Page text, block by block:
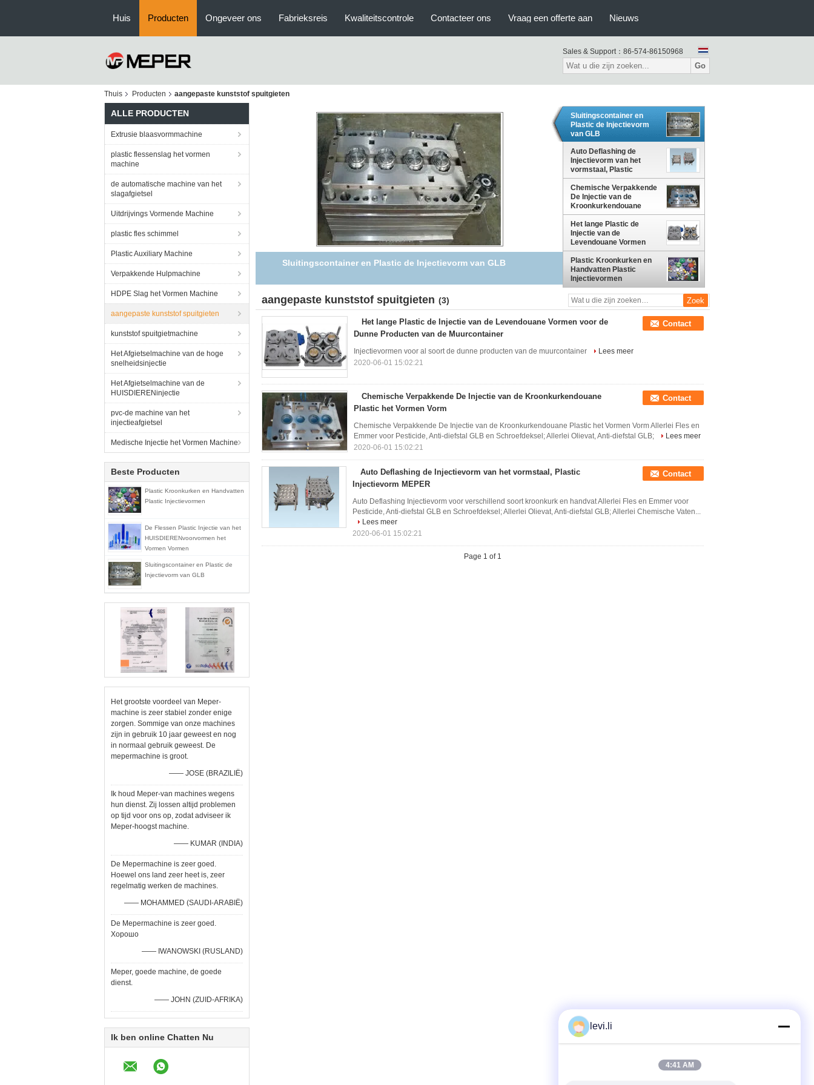
Huis Producten Ongeveer ons Fabrieksreis Kwaliteitscontrole Contacteer ons Vraag een offerte aan Nieuws
Sales & Support： 86-574-86150968
Go
Thuis Producten aangepaste kunststof spuitgieten
ALLE PRODUCTEN
Extrusie blaasvormmachine
plastic flessenslag het vormen
machine
de automatische machine van het
slagafgietsel
Uitdrijvings Vormende Machine
plastic fles schimmel
Plastic Auxiliary Machine
Verpakkende Hulpmachine
HDPE Slag het Vormen Machine
aangepaste kunststof spuitgieten
kunststof spuitgietmachine
Het Afgietselmachine van de hoge
snelheidsinjectie
Het Afgietselmachine van de
HUISDIERENinjectie
pvc-de machine van het
injectieafgietsel
Medische Injectie het Vormen Machine
Beste Producten
Plastic Kroonkurken en Handvatten
Plastic Injectievormen
De Flessen Plastic Injectie van het
HUISDIERENvoorvormen het
Vormen Vormen
Sluitingscontainer en Plastic de
Injectievorm van GLB
Het grootste voordeel van Meper-
machine is zeer stabiel zonder enige
zorgen. Sommige van onze machines
zijn in gebruik 10 jaar geweest en nog
in normaal gebruik geweest. De
mepermachine is groot.
—— JOSE (BRAZILIË)
Ik houd Meper-van machines wegens
hun dienst. Zij lossen altijd problemen
op tijd voor ons op, zodat adviseer ik
Meper-hoogst machine.
—— KUMAR (INDIA)
De Mepermachine is zeer goed.
Hoewel ons land zeer heet is, zeer
regelmatig werken de machines.
—— MOHAMMED (SAUDI-ARABIË)
De Mepermachine is zeer goed.
Хорошо
—— IWANOWSKI (RUSLAND)
Meper, goede machine, de goede
dienst.
—— JOHN (ZUID-AFRIKA)
Ik ben online Chatten Nu
Sluitingscontainer en Plastic de Injectievorm van GLB
Sluitingscontainer en
Plastic de Injectievorm
van GLB
Auto Deflashing de
Injectievorm van het
vormstaal, Plastic
Injectievorm MEPER
Chemische Verpakkende
De Injectie van de
Kroonkurkendouane
Plastic het Vormen Vorm
Het lange Plastic de
Injectie van de
Levendouane Vormen
voor de Dunne Producten
van de Muurcontainer
Plastic Kroonkurken en
Handvatten Plastic
Injectievormen
aangepaste kunststof spuitgieten (3)
Het lange Plastic de Injectie van de Levendouane Vormen voor de
Dunne Producten van de Muurcontainer
Contact
Injectievormen voor al soort de dunne producten van de muurcontainer
Lees meer
2020-06-01 15:02:21
Chemische Verpakkende De Injectie van de Kroonkurkendouane
Plastic het Vormen Vorm
Contact
Chemische Verpakkende De Injectie van de Kroonkurkendouane Plastic het Vormen Vorm Allerlei Fles en
Emmer voor Pesticide, Anti-diefstal GLB en Schroefdeksel; Allerlei Olievat, Anti-diefstal GLB;
Lees meer
2020-06-01 15:02:21
Auto Deflashing de Injectievorm van het vormstaal, Plastic
Injectievorm MEPER
Contact
Auto Deflashing Injectievorm voor verschillend soort kroonkurk en handvat Allerlei Fles en Emmer voor
Pesticide, Anti-diefstal GLB en Schroefdeksel; Allerlei Olievat, Anti-diefstal GLB; Allerlei Chemische Vaten...
Lees meer
2020-06-01 15:02:21
Page 1 of 1
levi.li
4:41 AM